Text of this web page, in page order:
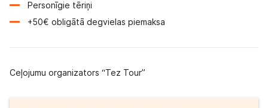
Personīgie tēriņi
+50€ obligātā degvielas piemaksa
Ceļojumu organizators “Tez Tour”